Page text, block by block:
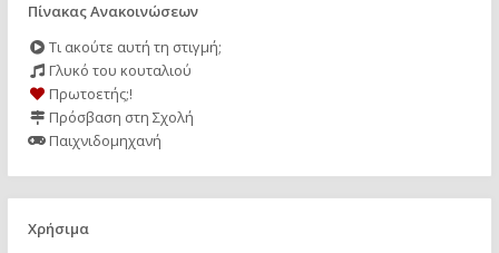
Πίνακας Ανακοινώσεων
Τι ακούτε αυτή τη στιγμή;
Γλυκό του κουταλιού
Πρωτοετής;!
Πρόσβαση στη Σχολή
Παιχνιδομηχανή
Χρήσιμα